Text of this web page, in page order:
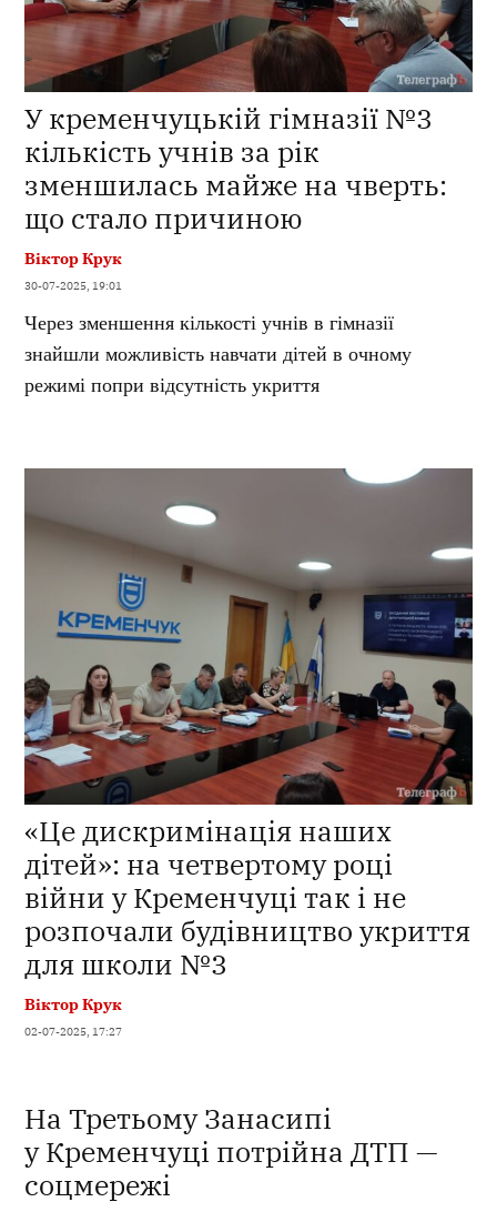
У кременчуцькій гімназії №3
кількість учнів за рік
зменшилась майже на чверть:
що стало причиною
Віктор Крук
30-07-2025, 19:01
Через зменшення кількості учнів в гімназії
знайшли можливість навчати дітей в очному
режимі попри відсутність укриття
«Це дискримінація наших
дітей»: на четвертому році
війни у Кременчуці так і не
розпочали будівництво укриття
для школи №3
Віктор Крук
02-07-2025, 17:27
На Третьому Занасипі
у Кременчуці потрійна ДТП —
соцмережі